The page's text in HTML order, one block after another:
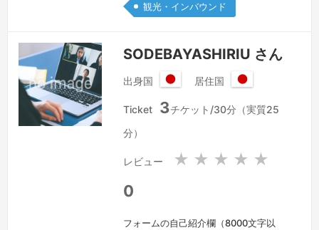
たので、ご査収いただけますと幸いで
観光・インバウンド
SODEBAYASHIRIU さん
出身国
本
居住国
本
Ticket 3チケット/30分（実質25
分）
レビュー ★ ★ ★ ★ ★
0
フォームの自己紹介欄（8000文字以